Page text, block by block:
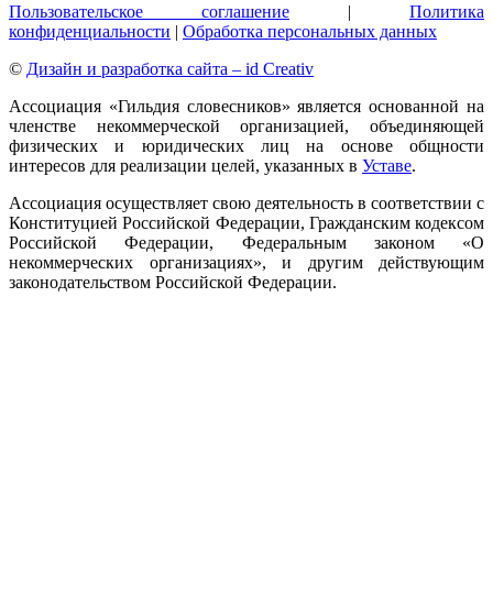
Пользовательское соглашение | Политика
конфиденциальности | Обработка персональных данных
© Дизайн и разработка сайта – id Creativ
Ассоциация «Гильдия словесников» является основанной на
членстве некоммерческой организацией, объединяющей
физических и юридических лиц на основе общности
интересов для реализации целей, указанных в Уставе.
Ассоциация осуществляет свою деятельность в соответствии с
Конституцией Российской Федерации, Гражданским кодексом
Российской Федерации, Федеральным законом «О
некоммерческих организациях», и другим действующим
законодательством Российской Федерации.